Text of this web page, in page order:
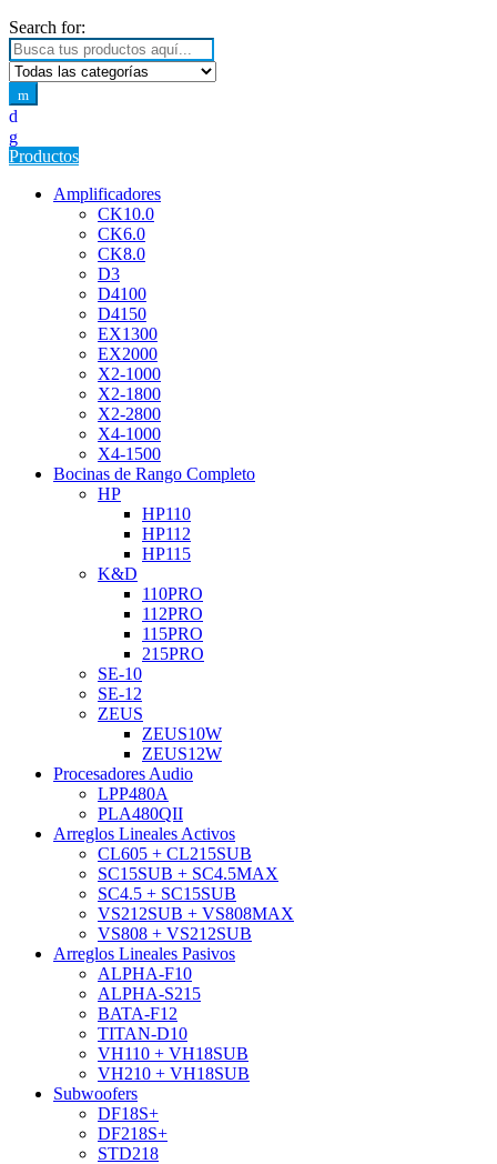
Search for:
Productos
Amplificadores
CK10.0
CK6.0
CK8.0
D3
D4100
D4150
EX1300
EX2000
X2-1000
X2-1800
X2-2800
X4-1000
X4-1500
Bocinas de Rango Completo
HP
HP110
HP112
HP115
K&D
110PRO
112PRO
115PRO
215PRO
SE-10
SE-12
ZEUS
ZEUS10W
ZEUS12W
Procesadores Audio
LPP480A
PLA480QII
Arreglos Lineales Activos
CL605 + CL215SUB
SC15SUB + SC4.5MAX
SC4.5 + SC15SUB
VS212SUB + VS808MAX
VS808 + VS212SUB
Arreglos Lineales Pasivos
ALPHA-F10
ALPHA-S215
BATA-F12
TITAN-D10
VH110 + VH18SUB
VH210 + VH18SUB
Subwoofers
DF18S+
DF218S+
STD218